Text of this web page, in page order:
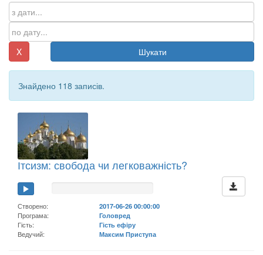
X Шукати
Знайдено 118 записів.
Ітсизм: свобода чи легковажність?
Створено:
2017-06-26 00:00:00
Програма:
Головред
Гість:
Гість ефіру
Ведучий:
Максим Приступа